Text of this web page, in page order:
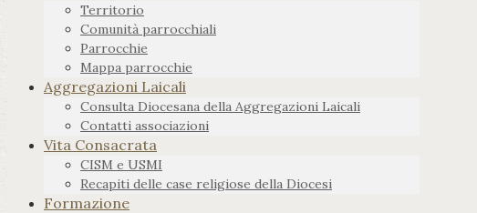
Territorio
Comunità parrocchiali
Parrocchie
Mappa parrocchie
Aggregazioni Laicali
Consulta Diocesana della Aggregazioni Laicali
Contatti associazioni
Vita Consacrata
CISM e USMI
Recapiti delle case religiose della Diocesi
Formazione